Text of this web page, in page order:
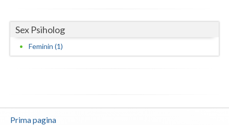
Suceava
Teleorman
Valcea
Sex Psiholog
Feminin (1)
Prima pagina